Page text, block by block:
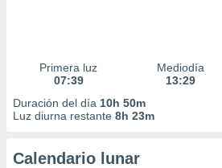
Primera luz
07:39
Mediodía
13:29
Duración del día 10h 50m
Luz diurna restante 8h 23m
Calendario lunar